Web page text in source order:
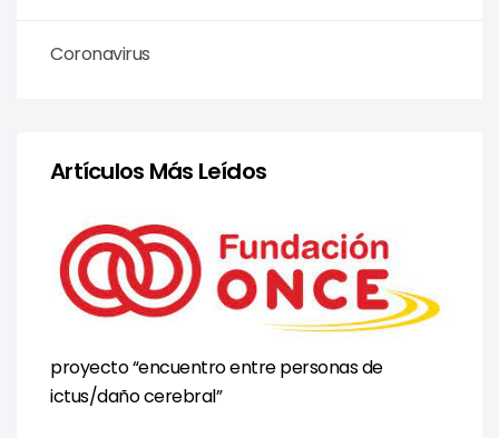
Coronavirus
Artículos Más Leídos
proyecto “encuentro entre personas de
ictus/daño cerebral”